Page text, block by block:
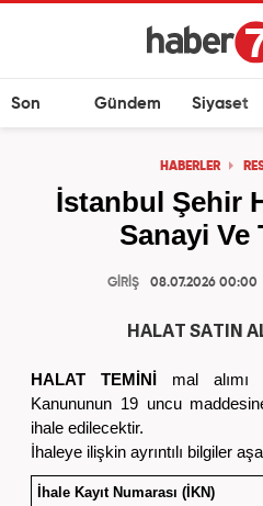
Son Gündem Siyaset
HABERLER
İstanbul Şehir
Sanayi Ve
GİRİŞ 08.07.2026 00:00
HALAT SATIN
HALAT TEMİNİ mal alımı
Kanununun 19 uncu
ihale edilecektir.
İhaleye ilişkin ayrıntılı bilgiler
İhale Kayıt Numarası (İKN)